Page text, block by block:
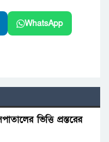
WhatsApp
ভিত্তি প্রস্তরের